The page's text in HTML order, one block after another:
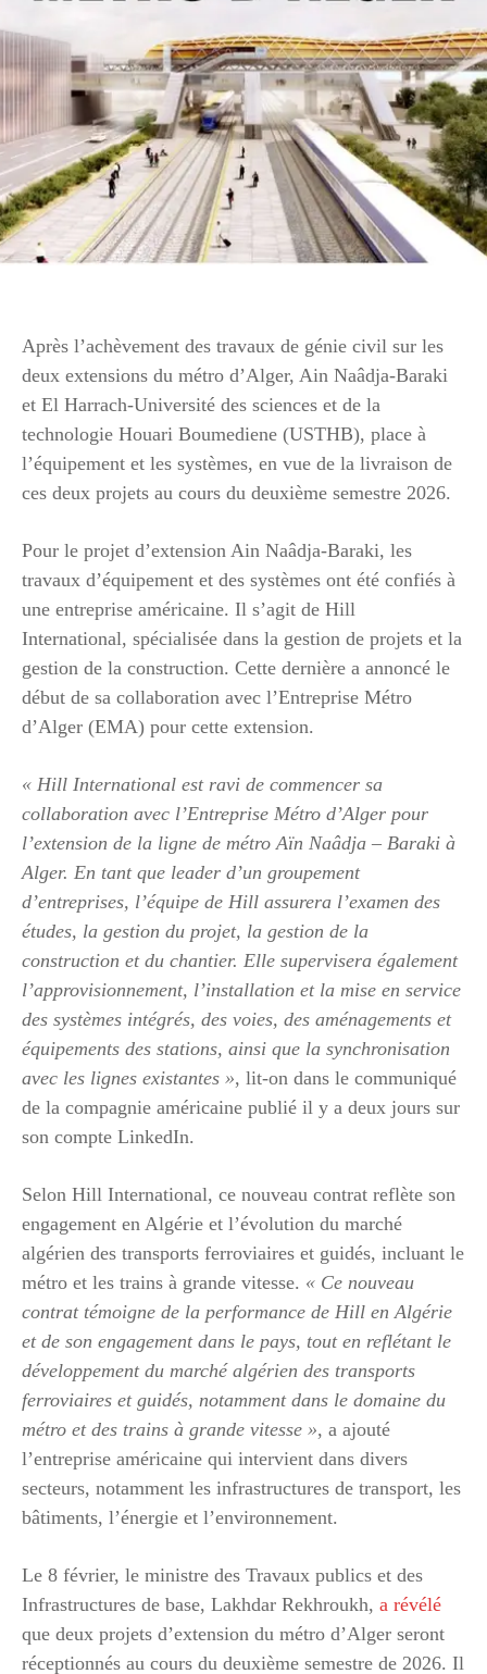
Après l’achèvement des travaux de génie civil sur les
deux extensions du métro d’Alger, Ain Naâdja-Baraki
et El Harrach-Université des sciences et de la
technologie Houari Boumediene (USTHB), place à
l’équipement et les systèmes, en vue de la livraison de
ces deux projets au cours du deuxième semestre 2026.
Pour le projet d’extension Ain Naâdja-Baraki, les
travaux d’équipement et des systèmes ont été confiés à
une entreprise américaine. Il s’agit de Hill
International, spécialisée dans la gestion de projets et la
gestion de la construction. Cette dernière a annoncé le
début de sa collaboration avec l’Entreprise Métro
d’Alger (EMA) pour cette extension.
« Hill International est ravi de commencer sa
collaboration avec l’Entreprise Métro d’Alger pour
l’extension de la ligne de métro Aïn Naâdja – Baraki à
Alger. En tant que leader d’un groupement
d’entreprises, l’équipe de Hill assurera l’examen des
études, la gestion du projet, la gestion de la
construction et du chantier. Elle supervisera également
l’approvisionnement, l’installation et la mise en service
des systèmes intégrés, des voies, des aménagements et
équipements des stations, ainsi que la synchronisation
avec les lignes existantes », lit-on dans le communiqué
de la compagnie américaine publié il y a deux jours sur
son compte LinkedIn.
Selon Hill International, ce nouveau contrat reflète son
engagement en Algérie et l’évolution du marché
algérien des transports ferroviaires et guidés, incluant le
métro et les trains à grande vitesse. « Ce nouveau
contrat témoigne de la performance de Hill en Algérie
et de son engagement dans le pays, tout en reflétant le
développement du marché algérien des transports
ferroviaires et guidés, notamment dans le domaine du
métro et des trains à grande vitesse », a ajouté
l’entreprise américaine qui intervient dans divers
secteurs, notamment les infrastructures de transport, les
bâtiments, l’énergie et l’environnement.
Le 8 février, le ministre des Travaux publics et des
Infrastructures de base, Lakhdar Rekhroukh, a révélé
que deux projets d’extension du métro d’Alger seront
réceptionnés au cours du deuxième semestre de 2026. Il